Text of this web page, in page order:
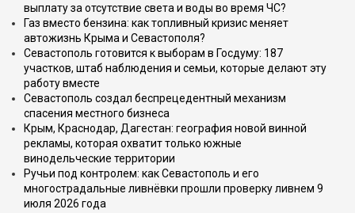
выплату за отсутствие света и воды во время ЧС?
Газ вместо бензина: как топливный кризис меняет
автожизнь Крыма и Севастополя?
Севастополь готовится к выборам в Госдуму: 187
участков, штаб наблюдения и семьи, которые делают эту
работу вместе
Севастополь создал беспрецедентный механизм
спасения местного бизнеса
Крым, Краснодар, Дагестан: география новой винной
рекламы, которая охватит только южные
винодельческие территории
Ручьи под контролем: как Севастополь и его
многострадальные ливнёвки прошли проверку ливнем 9
июля 2026 года